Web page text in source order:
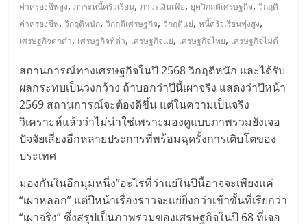
มอี
ไทย,
SMEs,
แฟ
รน
ค่าครองชีพสูง,ภาระหนี้ครัวเรือน,ภาวะเงินเฟ้อ, ยุควิกฤติเศรษฐกิจ,วิกฤติ
ค่าครองชีพ,วิกฤติหนัก,วิกฤติเศรษฐกิจ,วิกฤติแย่,หนี้ครัวเรือนพุ่งสูง,
เศรษฐกิจตกต่ำ, เศรษฐกิจที่ต่ำ, เศรษฐกิจแย่, เศรษฐกิจไทย, เศรษฐกิจไม่ดี
สถานการณ์ทางเศรษฐกิจในปี 2568 วิกฤติหนัก และได้รับ
ผลกระทบเป็นวงกว้าง ถ้าบอกว่าปีนี้เผาจริง แสดงว่าปีหน้า
2569 สถานการณ์จะต้องดีขึ้น แต่ในความเป็นจริง
วิเคราะห์แล้วว่าไม่น่าใช่เพราะมองดูแบบภาพรวมยังเจอ
ปัจจัยเสี่ยงอีกหลายประการที่พร้อมฉุดรั้งการเติบโตของ
ประเทศ
มองกันในอีกมุมหนี่ง”อะไรที่ว่าแย่ในปีนี้อาจจะเพียงแค่
“เผาหลอก” แต่ปีหน้าเรื่องราวจะแย่ยิ่งกว่าเข้าขั้นที่เรียกว่า
“เผาจริง” ซึ่งสรุปเป็นภาพรวมของเศรษฐกิจในปี 68 ที่เจอ